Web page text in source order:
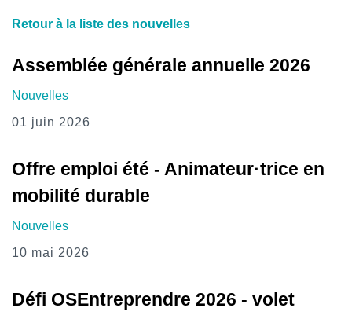
Retour à la liste des nouvelles
Assemblée générale annuelle 2026
Nouvelles
01 juin 2026
Offre emploi été - Animateur·trice en
mobilité durable
Nouvelles
10 mai 2026
Défi OSEntreprendre 2026 - volet